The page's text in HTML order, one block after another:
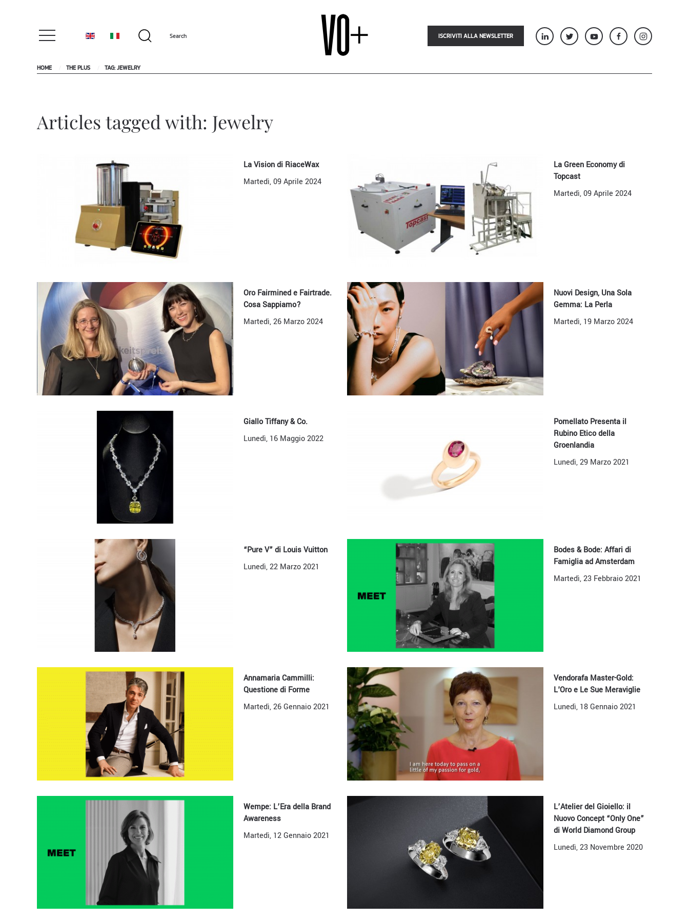
ISCRIVITI ALLA NEWSLETTER
HOME THE PLUS TAG: JEWELRY
Articles tagged with: Jewelry
La Vision di RiaceWax
Martedì, 09 Aprile 2024
La Green Economy di
Topcast
Martedì, 09 Aprile 2024
Oro Fairmined e Fairtrade.
Cosa Sappiamo?
Martedì, 26 Marzo 2024
Nuovi Design, Una Sola
Gemma: La Perla
Martedì, 19 Marzo 2024
Giallo Tiffany & Co.
Lunedì, 16 Maggio 2022
Pomellato Presenta il
Rubino Etico della
Groenlandia
Lunedì, 29 Marzo 2021
“Pure V” di Louis Vuitton
Lunedì, 22 Marzo 2021
Bodes & Bode: Affari di
Famiglia ad Amsterdam
Martedì, 23 Febbraio 2021
Annamaria Cammilli:
Questione di Forme
Martedì, 26 Gennaio 2021
Vendorafa Master-Gold:
L'Oro e Le Sue Meraviglie
Lunedì, 18 Gennaio 2021
Wempe: L’Era della Brand
Awareness
Martedì, 12 Gennaio 2021
L’Atelier del Gioiello: il
Nuovo Concept “Only One”
di World Diamond Group
Lunedì, 23 Novembre 2020